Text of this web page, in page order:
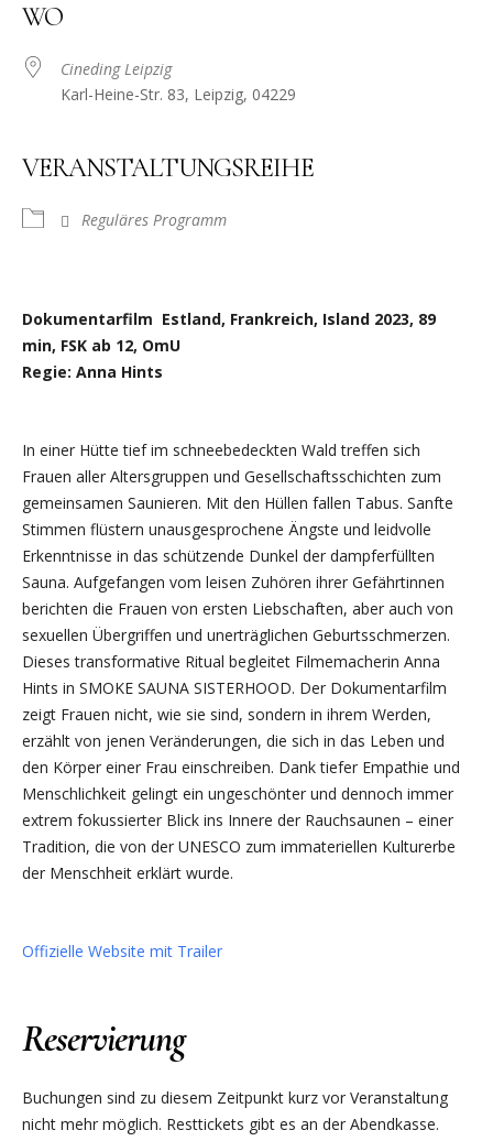
WO
Cineding Leipzig
Karl-Heine-Str. 83, Leipzig, 04229
VERANSTALTUNGSREIHE
Reguläres Programm
Dokumentarfilm Estland, Frankreich, Island 2023, 89
min, FSK ab 12, OmU
Regie: Anna Hints
In einer Hütte tief im schneebedeckten Wald treffen sich
Frauen aller Altersgruppen und Gesellschaftsschichten zum
gemeinsamen Saunieren. Mit den Hüllen fallen Tabus. Sanfte
Stimmen flüstern unausgesprochene Ängste und leidvolle
Erkenntnisse in das schützende Dunkel der dampferfüllten
Sauna. Aufgefangen vom leisen Zuhören ihrer Gefährtinnen
berichten die Frauen von ersten Liebschaften, aber auch von
sexuellen Übergriffen und unerträglichen Geburtsschmerzen.
Dieses transformative Ritual begleitet Filmemacherin Anna
Hints in SMOKE SAUNA SISTERHOOD. Der Dokumentarfilm
zeigt Frauen nicht, wie sie sind, sondern in ihrem Werden,
erzählt von jenen Veränderungen, die sich in das Leben und
den Körper einer Frau einschreiben. Dank tiefer Empathie und
Menschlichkeit gelingt ein ungeschönter und dennoch immer
extrem fokussierter Blick ins Innere der Rauchsaunen – einer
Tradition, die von der UNESCO zum immateriellen Kulturerbe
der Menschheit erklärt wurde.
Offizielle Website mit Trailer
Reservierung
Buchungen sind zu diesem Zeitpunkt kurz vor Veranstaltung
nicht mehr möglich. Resttickets gibt es an der Abendkasse.